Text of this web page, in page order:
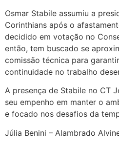
Osmar Stabile assumiu a
Corinthians após o
decidido em votação no
então, tem buscado se
comissão técnica para
continuidade no trabalho
A presença de Stabile no CT
seu empenho em manter o
e focado nos desafios da
Júlia Benini – Alambrado